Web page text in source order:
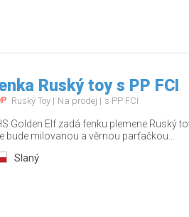
Ruský toy s PP FCI
Ruský Toy Na prodej s PP FCI
Golden Elf zadá fenku plemene Ruský
bude milovanou a věrnou parťačkou...
Slaný